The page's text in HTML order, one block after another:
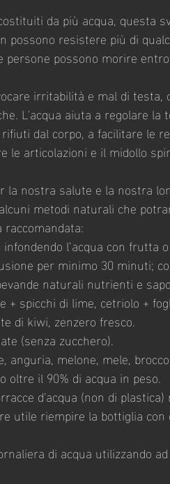
da più acqua, questa
possono resistere più di
possono morire
irritabilità e mal di
L'acqua aiuta a regolare
dal corpo, a facilitare le
le articolazioni e il midollo
la nostra salute e la nostra
metodi naturali che
infondendo l’acqua con
per minimo 30 minuti;
naturali nutrienti e
spicchi di lime, cetriolo +
di kiwi, zenzero fresco.
(senza zucchero).
anguria, melone, mele,
oltre il 90% di acqua in peso.
d'acqua (non di
utile riempire la bottiglia con
di acqua utilizzando